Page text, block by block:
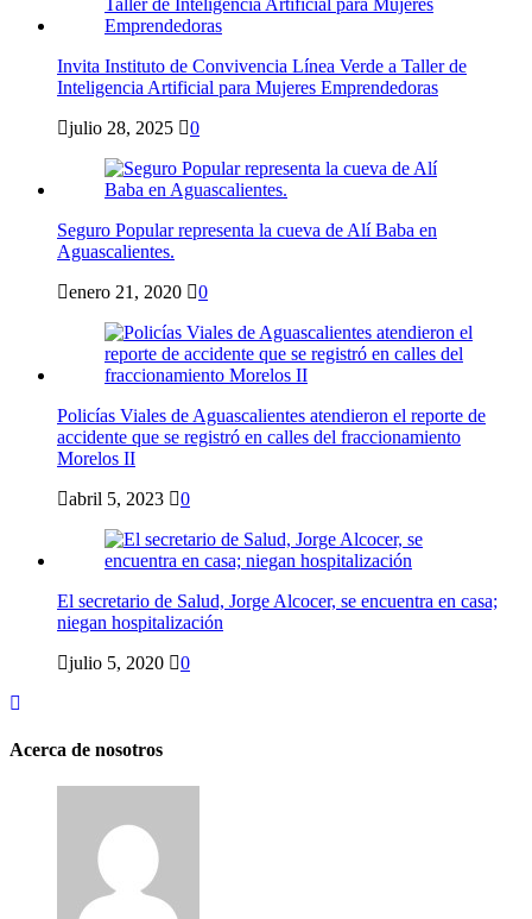
Invita Instituto de Convivencia Línea Verde a Taller de
Inteligencia Artificial para Mujeres Emprendedoras
julio 28, 2025
0
Seguro Popular representa la cueva de Alí Baba en
Aguascalientes.
enero 21, 2020
0
Policías Viales de Aguascalientes atendieron el reporte de
accidente que se registró en calles del fraccionamiento
Morelos II
abril 5, 2023
0
El secretario de Salud, Jorge Alcocer, se encuentra en casa;
niegan hospitalización
julio 5, 2020
0
Acerca de nosotros